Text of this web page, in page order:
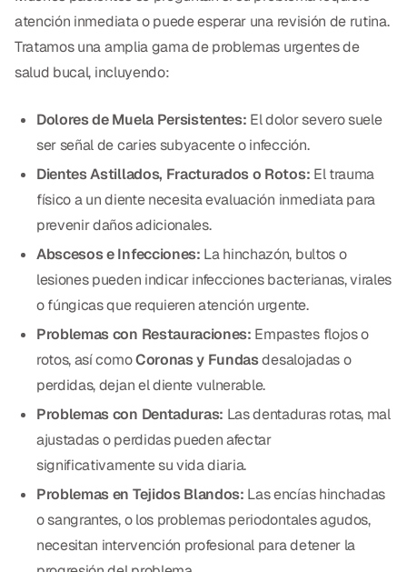
COSMÉTICA
Coronas de Cerámica
TECNOLOGÍA
CBCT
Impresiones Digitales
Radiografía Digital
ORTODONCIA
Invisalign
Ortodoncia
DOCTORES
Dr. Jared Gibbons
atención inmediata o puede esperar una revisión de rutina.
Tratamos una amplia gama de problemas urgentes de
salud bucal, incluyendo:
Dolores de Muela Persistentes: El dolor severo suele
ser señal de caries subyacente o infección.
Dientes Astillados, Fracturados o Rotos: El trauma
físico a un diente necesita evaluación inmediata para
prevenir daños adicionales.
Abscesos e Infecciones: La hinchazón, bultos o
lesiones pueden indicar infecciones bacterianas, virales
o fúngicas que requieren atención urgente.
Problemas con Restauraciones: Empastes flojos o
rotos, así comoCoronas y Fundasdesalojadas o
perdidas, dejan el diente vulnerable.
Problemas con Dentaduras: Las dentaduras rotas, mal
ajustadas o perdidas pueden afectar
significativamente su vida diaria.
Problemas en Tejidos Blandos: Las encías hinchadas
o sangrantes, o los problemas periodontales agudos,
necesitan intervención profesional para detener la